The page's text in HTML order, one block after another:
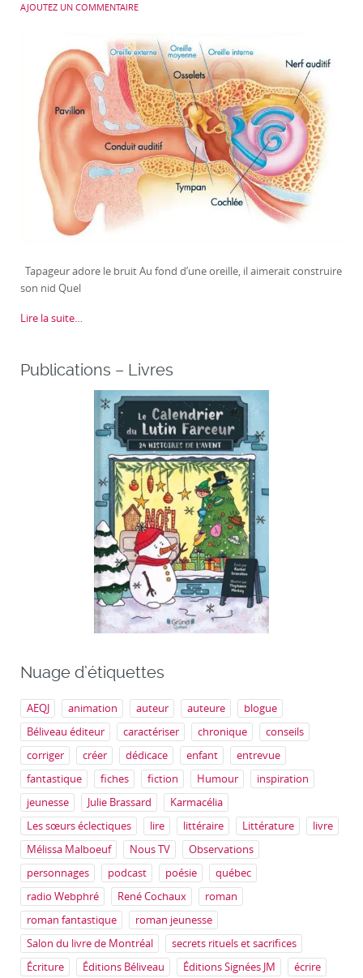
AJOUTEZ UN COMMENTAIRE
Tapageur adore le bruit Au fond d’une oreille, il aimerait construire
son nid Quel
Lire la suite…
Publications – Livres
Nuage d’étiquettes
AEQJ animation auteur auteure
blogue
Béliveau éditeur
caractériser chronique
conseils
corriger
créer dédicace enfant
entrevue
fantastique
fiches fiction Humour
inspiration
jeunesse
Julie Brassard
Karmacélia
Les sœurs éclectiques
lire littéraire Littérature
livre
Mélissa Malboeuf
Nous TV
Observations
personnages
podcast poésie
québec
radio Webphré
René Cochaux
roman
roman fantastique
roman jeunesse
Salon du livre de Montréal
secrets rituels et sacrifices
Écriture
Éditions Béliveau Éditions Signées JM écrire